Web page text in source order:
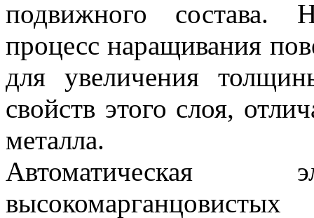
подвижного состава.
процесс наращивания
для увеличения
свойств этого слоя,
металла.
Автоматическая